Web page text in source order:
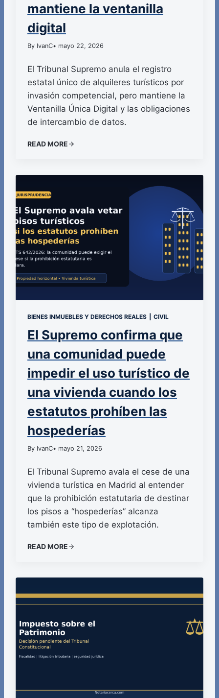
mantiene la ventanilla
digital
By IvanC• mayo 22, 2026
El Tribunal Supremo anula el registro
estatal único de alquileres turísticos por
invasión competencial, pero mantiene la
Ventanilla Única Digital y las obligaciones
de intercambio de datos.
READ MORE
BIENES INMUEBLES Y DERECHOS REALES CIVIL
El Supremo confirma que
una comunidad puede
impedir el uso turístico de
una vivienda cuando los
estatutos prohíben las
hospederías
By IvanC• mayo 21, 2026
El Tribunal Supremo avala el cese de una
vivienda turística en Madrid al entender
que la prohibición estatutaria de destinar
los pisos a “hospederías” alcanza
también este tipo de explotación.
READ MORE